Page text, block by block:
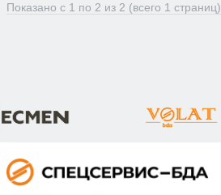
Показано с 1 по 2 из 2 (всего 1 страниц)